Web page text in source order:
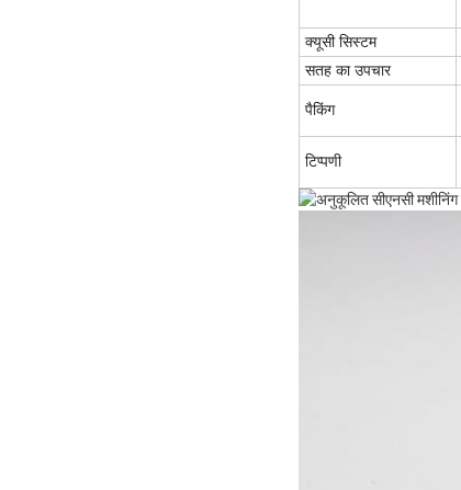
क्यूसी सिस्टम
सतह का उपचार
पैकिंग
टिप्पणी